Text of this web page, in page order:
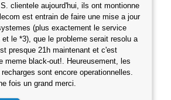
clientele aujourd'hui, ils ont montionne
est entrain de faire une mise a jour
(plus exactement le service
et le *3), que le probleme serait resolu a
presque 21h maintenant et c'est
meme black-out!. Heureusement, les
sont encore operationnelles.
fois un grand merci.